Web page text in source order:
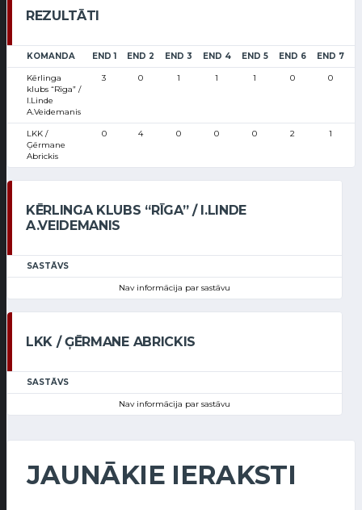
REZULTĀTI
KOMANDA END 1 END 2 END 3 END 4 END 5 END 6 END 7
Kērlinga
klubs “Rīga” /
I.Linde
A.Veidemanis
3 0 1 1 1 0 0
LKK /
Ģērmane
Abrickis
0 4 0 0 0 2 1
KĒRLINGA KLUBS “RĪGA” / I.LINDE
A.VEIDEMANIS
SASTĀVS
Nav informācija par sastāvu
LKK / ĢĒRMANE ABRICKIS
SASTĀVS
Nav informācija par sastāvu
JAUNĀKIE IERAKSTI